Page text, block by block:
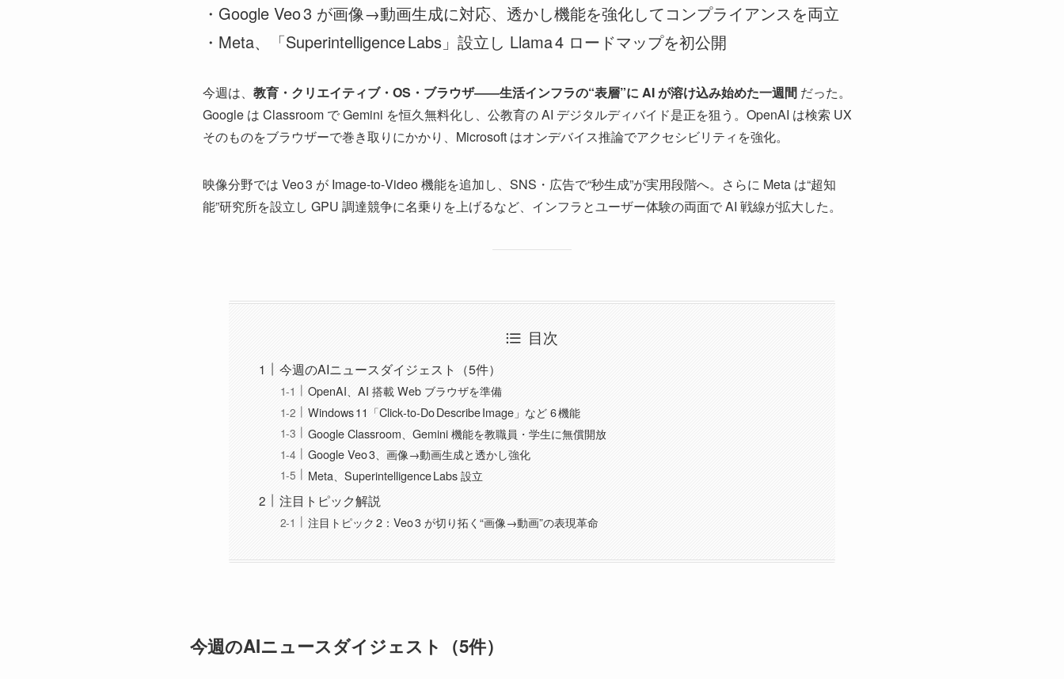
・Google Veo 3 が画像→動画生成に対応、透かし機能を強化してコンプライアンスを両立
・Meta、「Superintelligence Labs」設立し Llama 4 ロードマップを初公開
今週は、 教育・クリエイティブ・OS・ブラウザ――生活インフラの“表層”に AI が溶け込み始めた一週間 だった。
Google は Classroom で Gemini を恒久無料化し、公教育の AI デジタルディバイド是正を狙う。OpenAI は検索 UX
そのものをブラウザーで巻き取りにかかり、Microsoft はオンデバイス推論でアクセシビリティを強化。
映像分野では Veo 3 が Image‑to‑Video 機能を追加し、SNS・広告で“秒生成”が実用段階へ。さらに Meta は“超知
能”研究所を設立し GPU 調達競争に名乗りを上げるなど、インフラとユーザー体験の両面で AI 戦線が拡大した。
目次
今週のAIニュースダイジェスト（5件）
OpenAI、AI 搭載 Web ブラウザを準備
Windows 11「Click‑to‑Do Describe Image」など 6 機能
Google Classroom、Gemini 機能を教職員・学生に無償開放
Google Veo 3、画像→動画生成と透かし強化
Meta、Superintelligence Labs 設立
注目トピック解説
注目トピック 2：Veo 3 が切り拓く“画像→動画”の表現革命
今週のAIニュースダイジェスト（5件）